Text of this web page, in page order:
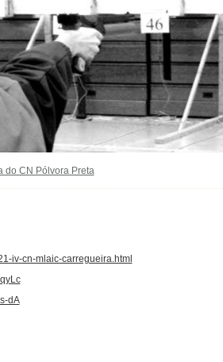
do CN Pólvora Preta
iv-cn-mlaic-carregueira.html
dA